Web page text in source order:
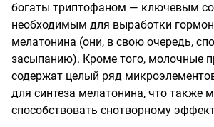
богаты триптофаном — ключевым
необходимым для выработки
мелатонина (они, в свою очередь,
засыпанию). Кроме того, молочные
содержат целый ряд
для синтеза мелатонина, что также
способствовать снотворному